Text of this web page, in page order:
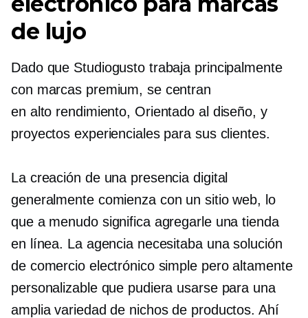
de lujo
Dado que Studiogusto trabaja principalmente
con marcas premium, se centran
en alto rendimiento, Orientado al diseño, y
proyectos experienciales para sus clientes.
La creación de una presencia digital
generalmente comienza con un sitio web, lo
que a menudo significa agregarle una tienda
en línea. La agencia necesitaba una solución
de comercio electrónico simple pero altamente
personalizable que pudiera usarse para una
amplia variedad de nichos de productos. Ahí